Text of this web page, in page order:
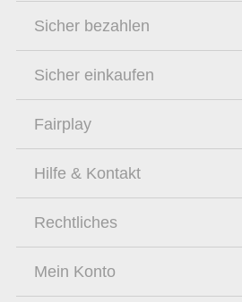
Sicher bezahlen
Sicher einkaufen
Fairplay
Hilfe & Kontakt
Rechtliches
Mein Konto